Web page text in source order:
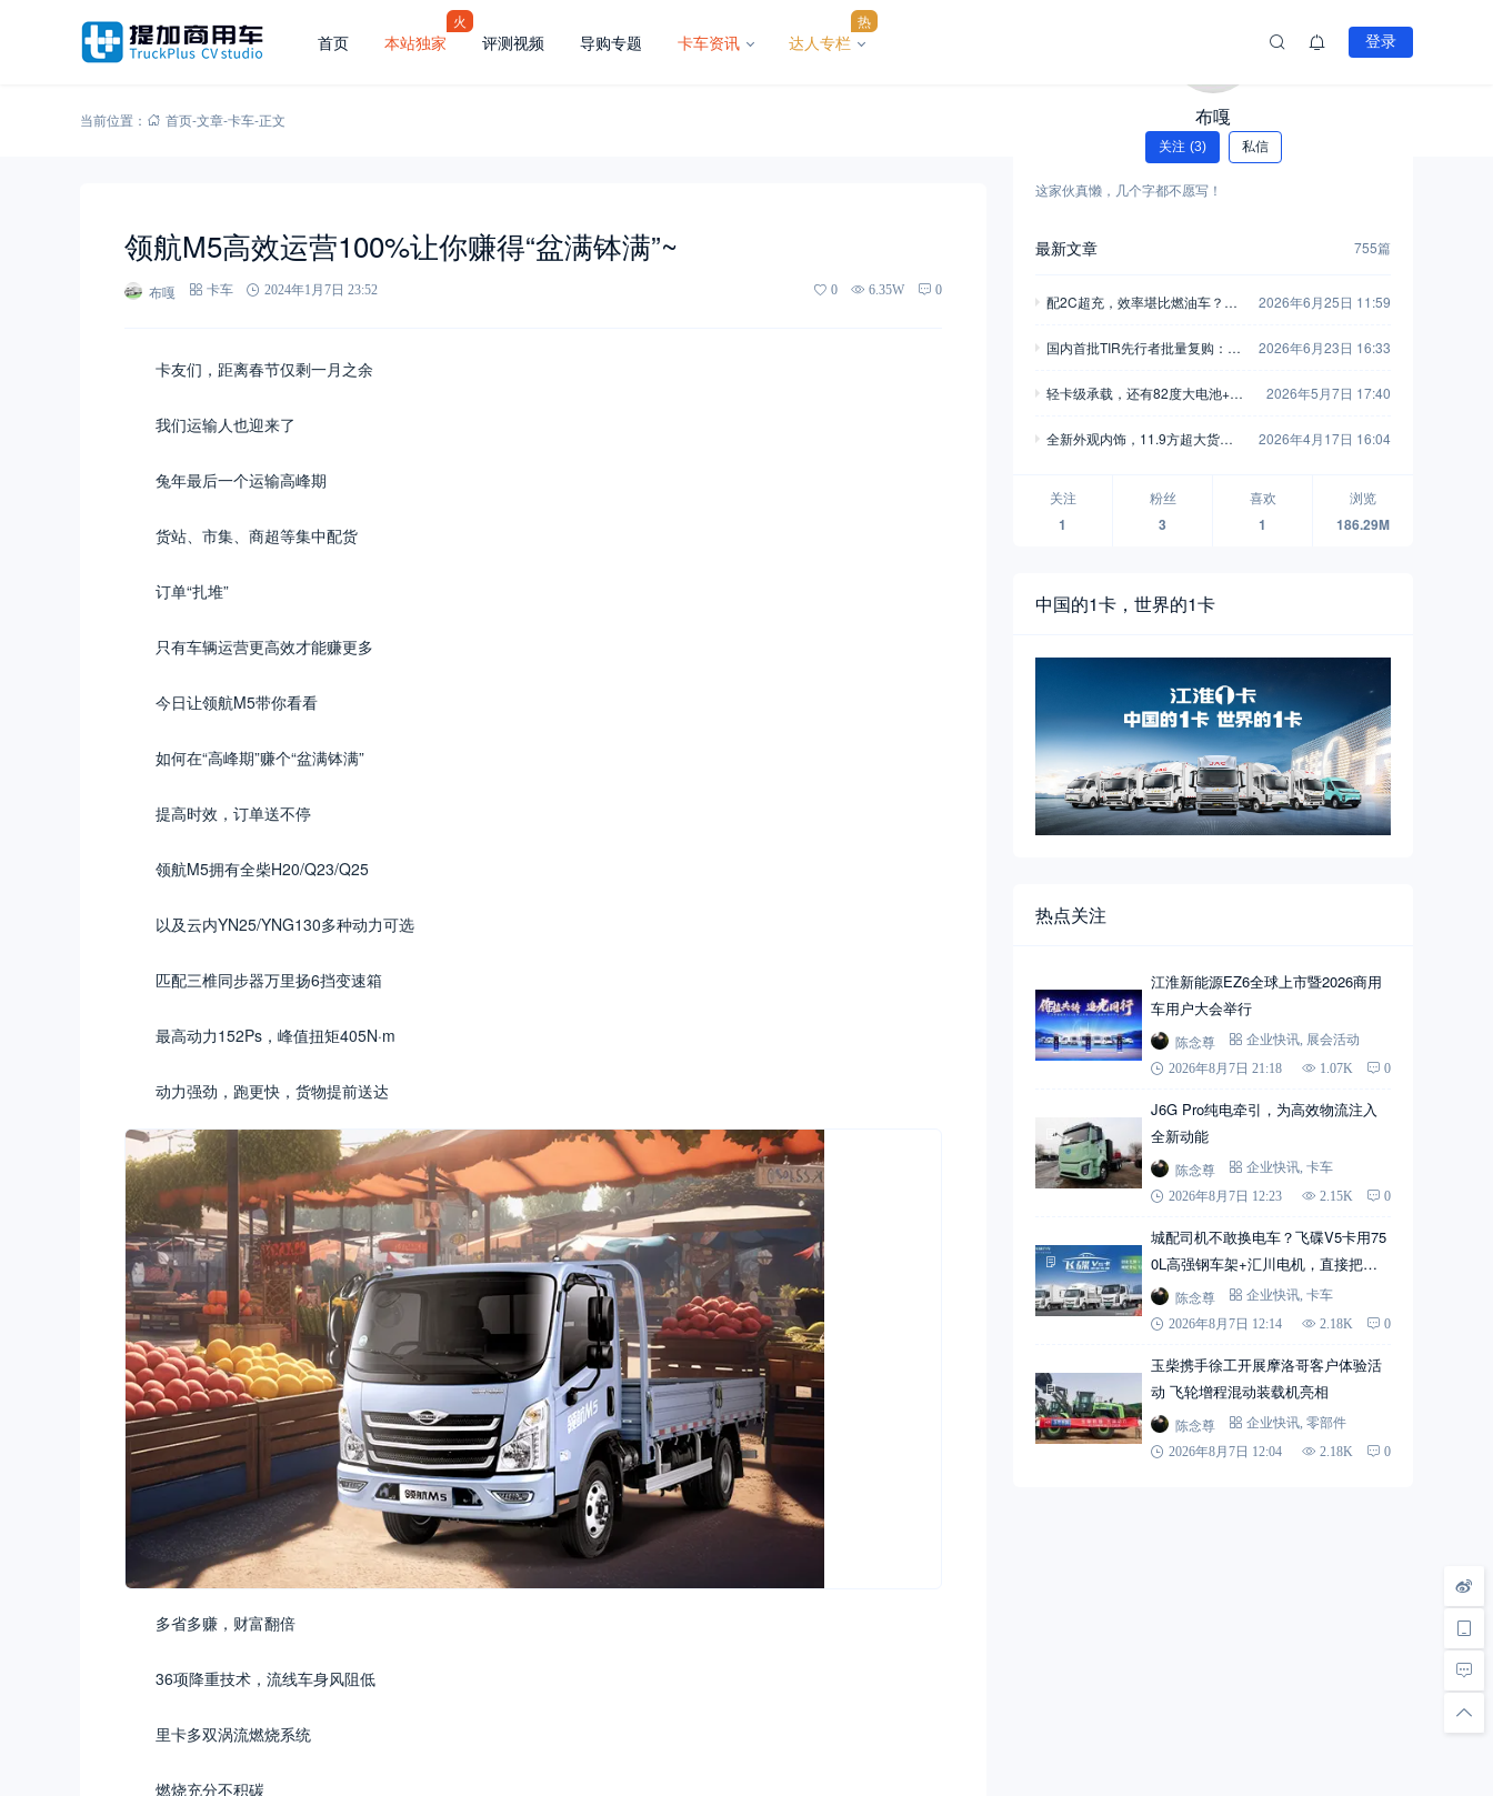
首页 本站独家
火
评测视频 导购专题 卡车资讯 达人专栏
热
登录
当前位置： 首页-文章-卡车-正文
领航M5高效运营100%让你赚得“盆满钵满”~
布嘎 卡车 2024年1月7日 23:52 0 6.35W 0
卡友们，距离春节仅剩一月之余
我们运输人也迎来了
兔年最后一个运输高峰期
货站、市集、商超等集中配货
订单“扎堆”
只有车辆运营更高效才能赚更多
今日让领航M5带你看看
如何在“高峰期”赚个“盆满钵满”
提高时效，订单送不停
领航M5拥有全柴H20/Q23/Q25
以及云内YN25/YNG130多种动力可选
匹配三椎同步器万里扬6挡变速箱
最高动力152Ps，峰值扭矩405N·m
动力强劲，跑更快，货物提前送达
多省多赚，财富翻倍
36项降重技术，流线车身风阻低
里卡多双涡流燃烧系统
燃烧充分不积碳
布嘎
关注 (3) 私信
这家伙真懒，几个字都不愿写！
最新文章 755篇
配2C超充，效率堪比燃油车？乘
2026年6月25日 11:59
国内首批TIR先行者批量复购：为
作最大底气
2026年6月23日 16:33
轻卡级承载，还有82度大电池+舒
实拍
2026年5月7日 17:40
全新外观内饰，11.9方超大货
瑞通V10极限车
2026年4月17日 16:04
关注
1
粉丝
3
喜欢
1
浏览
186.29M
中国的1卡，世界的1卡
热点关注
江淮新能源EZ6全球上市暨2026商用
车用户大会举行
陈念尊 企业快讯
展会活动
2026年8月7日 21:18
1.07K 0
J6G Pro纯电牵引，为高效物流注入
全新动能
陈念尊 企业快讯 卡车
2026年8月7日 12:23
2.15K 0
城配司机不敢换电车？飞碟V5卡用75
0L高强钢车架+汇川电机，直接把信
心拉满陈念尊 企业快讯 卡车
2026年8月7日 12:14
2.18K 0
玉柴携手徐工开展摩洛哥客户体验活
动 飞轮增程混动装载机亮相
陈念尊 企业快讯 零部件
2026年8月7日 12:04
2.18K 0